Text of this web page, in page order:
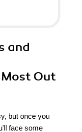
and
Out
but once you
face some